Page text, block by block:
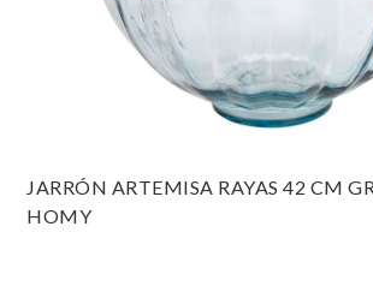
JARRÓN ARTEMISA RAYAS 42 CM
HOMY